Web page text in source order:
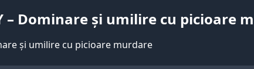
– Dominare și umilire cu picioare